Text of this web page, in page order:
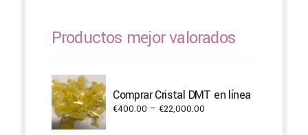
Productos mejor valorados
Comprar Cristal DMT en línea
€400.00 – €22,000.00